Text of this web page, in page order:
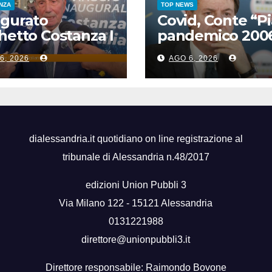
Costanza I
Schifani
presi”
2026
TOP NEWS
Covid, Conte
pandemico
inadeguato,
senza
AGO 6, 2026
dialessandria.it quotidiano on line registrazione al
tribunale di Alessandria n.48/2017
edizioni Union Pubbli 3
Via Milano 122 - 15121 Alessandria
0131221988
direttore@unionpubbli3.it
Direttore responsabile: Raimondo Bovone